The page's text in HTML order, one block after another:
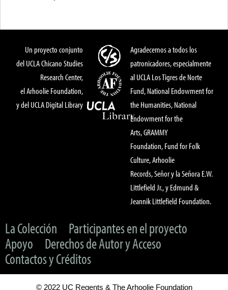
Un proyecto conjunto
del UCLA Chicano Studies
Research Center,
el Arhoolie Foundation,
y del UCLA Digital Library
Agradecemos a todos los
patronicadores, especialmente
al UCLA Los Tigres de Norte
Fund, National Endowment for
the Humanities, National
Endowment for the
Arts, GRAMMY
Foundation, Fund for Folk
Culture, Arhoolie
Records, Señor y la Señora E.W.
Littlefield Jr., y Edmund &
Jeannik Littlefield Foundation.
La Colección
Participantes en el proyecto
Apoyo
Derechos de Autor y Acceso
Contactos y Créditos
© 2022 UC Regents & The Arhoolie Foundation